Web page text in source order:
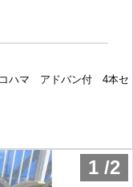
ハマ アドバン付 4本セ
1 /2